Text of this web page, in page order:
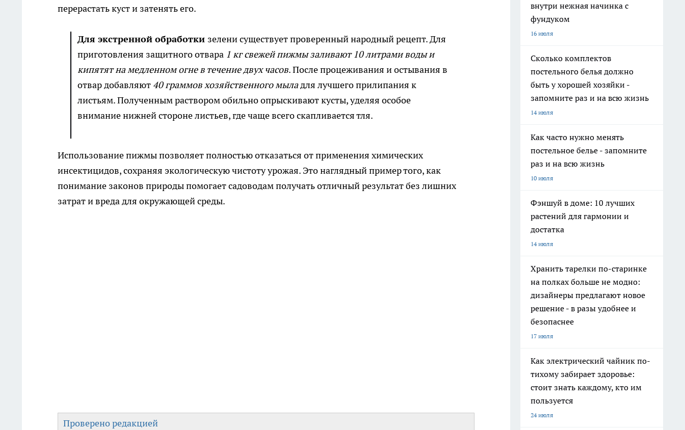
перерастать куст и затенять его.
Для экстренной обработки зелени существует проверенный народный рецепт. Для
приготовления защитного отвара 1 кг свежей пижмы заливают 10 литрами воды и
кипятят на медленном огне в течение двух часов. После процеживания и остывания в
отвар добавляют 40 граммов хозяйственного мыладля лучшего прилипания к
листьям. Полученным раствором обильно опрыскивают кусты, уделяя особое
внимание нижней стороне листьев, где чаще всего скапливается тля.
Использование пижмы позволяет полностью отказаться от применения химических
инсектицидов, сохраняя экологическую чистоту урожая. Это наглядный пример того, как
понимание законов природы помогает садоводам получать отличный результат без лишних
затрат и вреда для окружающей среды.
Проверено редакцией
внутри нежная начинка с
фундуком
16 июля
Сколько комплектов
постельного белья должно
быть у хорошей хозяйки -
запомните раз и на всю жизнь
14 июля
Как часто нужно менять
постельное белье - запомните
раз и на всю жизнь
10 июля
Фэншуй в доме: 10 лучших
растений для гармонии и
достатка
14 июля
Хранить тарелки по-старинке
на полках больше не модно:
дизайнеры предлагают новое
решение - в разы удобнее и
безопаснее
17 июля
Как электрический чайник по-
тихому забирает здоровье:
стоит знать каждому, кто им
пользуется
24 июля